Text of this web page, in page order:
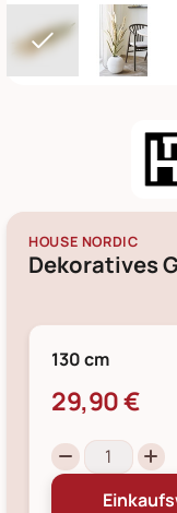
HOUSE NORDIC
Dekoratives
130 cm
29,90 €